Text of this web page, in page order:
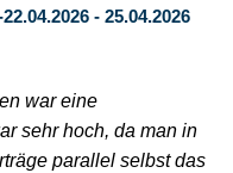
- 25.04.2026
war eine
sehr hoch, da man in
parallel selbst das